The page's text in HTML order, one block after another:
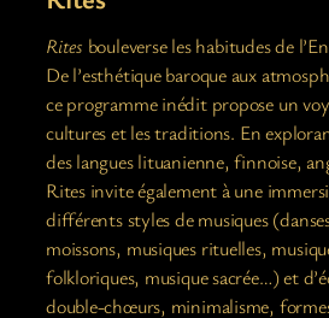
Rites bouleverse les habitudes de
De l’esthétique baroque aux
ce programme inédit propose un
cultures et les traditions. En
des langues lituanienne, finnoise,
Rites invite également à une
différents styles de musiques
moissons, musiques rituelles,
folkloriques, musique sacrée…) et
double-chœurs, minimalisme,